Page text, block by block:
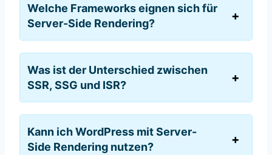
Welche Frameworks eignen sich für
Server-Side Rendering?
Was ist der Unterschied zwischen
SSR, SSG und ISR?
Kann ich WordPress mit Server-
Side Rendering nutzen?